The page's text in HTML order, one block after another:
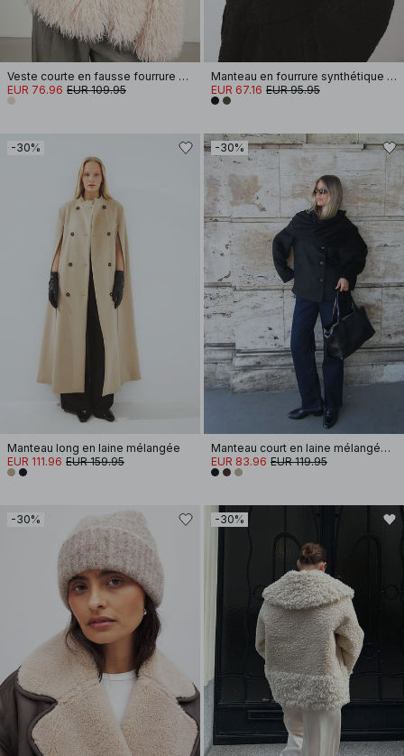
Veste courte en fausse fourrure bouclée
EUR 76.96 EUR 109.95
Manteau en fourrure synthétique à col montant
EUR 67.16 EUR 95.95
-30%
Manteau long en laine mélangée
EUR 111.96 EUR 159.95
-30%
Manteau court en laine mélangée avec écharpe
EUR 83.96 EUR 119.95
-30% -30%